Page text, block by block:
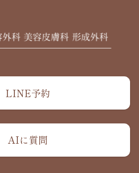
LINE予約
AIに質問